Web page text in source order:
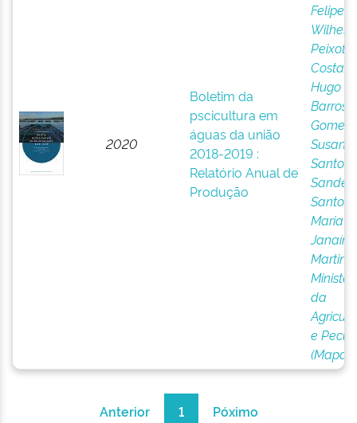
2020
Boletim da
pscicultura em
águas da união
2018-2019 :
Relatório Anual de
Produção
Felipe
Wilhelm
Peixoto
Costa,
Hugo
Barros
Gomes,
Susana
Santos
Sandes
Santos,
Maria
Janaína
Martins
da
e
(Mapa)
Anterior 1 Póximo